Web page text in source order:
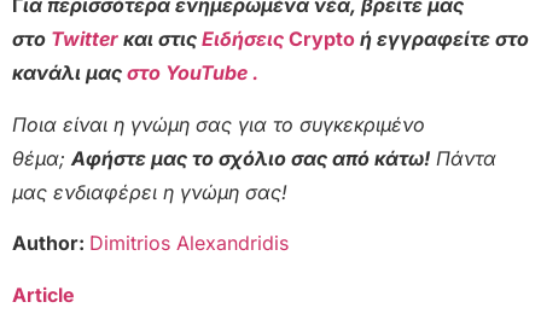
Για περισσότερα ενημερωμένα νέα, βρείτε μας
στο Twitter και στις Ειδήσεις Crypto ή εγγραφείτε στο
κανάλι μας στο YouTube .
Ποια είναι η γνώμη σας για το συγκεκριμένο
θέμα; Αφήστε μας το σχόλιο σας από κάτω! Πάντα
μας ενδιαφέρει η γνώμη σας!
Author: Dimitrios Alexandridis
Article